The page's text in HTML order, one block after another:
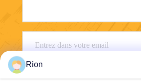
Rion